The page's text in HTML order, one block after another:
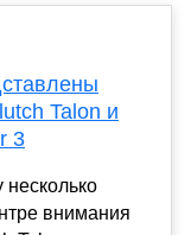
Talon и
3
внимания